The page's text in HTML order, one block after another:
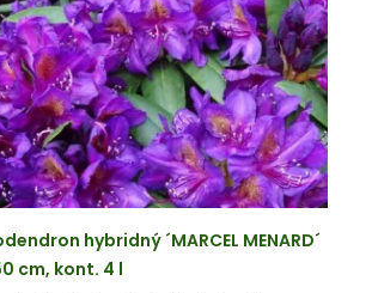
hybridný ´MARCEL MENARD´
cm, kont. 4 l